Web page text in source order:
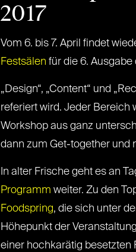
2017
Vom 6. bis 7. April findet
Festsälen für die 6.
„Design“, „Content“ und
referiert wird. Jeder Bereich
Workshop aus ganz
dann zum Get-together und
In alter Frische geht es an
Programm weiter. Zu den
Foodspring, die sich unter
Höhepunkt der
einer hochkarätig